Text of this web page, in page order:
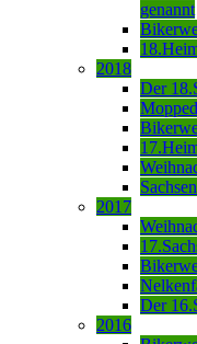
genannt
2018
Der
2017
Der
2016